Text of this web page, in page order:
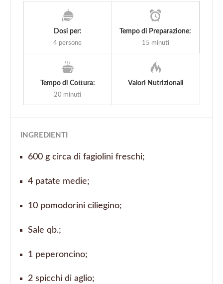
Dosi per:
4 persone
Tempo di Preparazione:
15 minuti
Tempo di Cottura:
20 minuti
Valori Nutrizionali
INGREDIENTI
600 g circa di fagiolini freschi;
4 patate medie;
10 pomodorini ciliegino;
Sale qb.;
1 peperoncino;
2 spicchi di aglio;